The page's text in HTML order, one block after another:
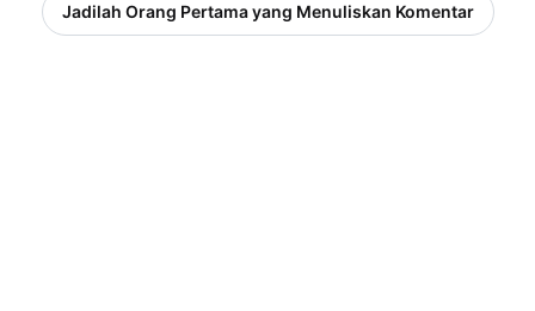
Jadilah Orang Pertama yang Menuliskan Komentar